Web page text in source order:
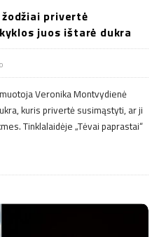
privertė
juos ištarė dukra
Veronika Montvydienė
kuris privertė susimąstyti, ar ji
Tinklalaidėje „Tėvai paprastai“